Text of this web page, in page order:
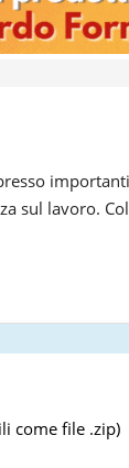
sul lavoro.
come file .zip)